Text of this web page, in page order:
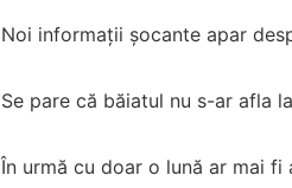
Noi informații șocante apar
Se pare că băiatul nu s-ar afla
În urmă cu doar o lună ar mai